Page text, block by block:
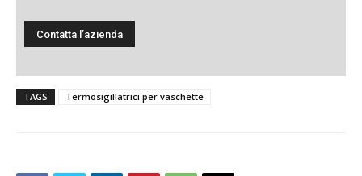
TAGS Termosigillatrici per vaschette